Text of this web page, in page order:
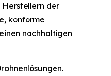
Herstellern der
konforme
nachhaltigen